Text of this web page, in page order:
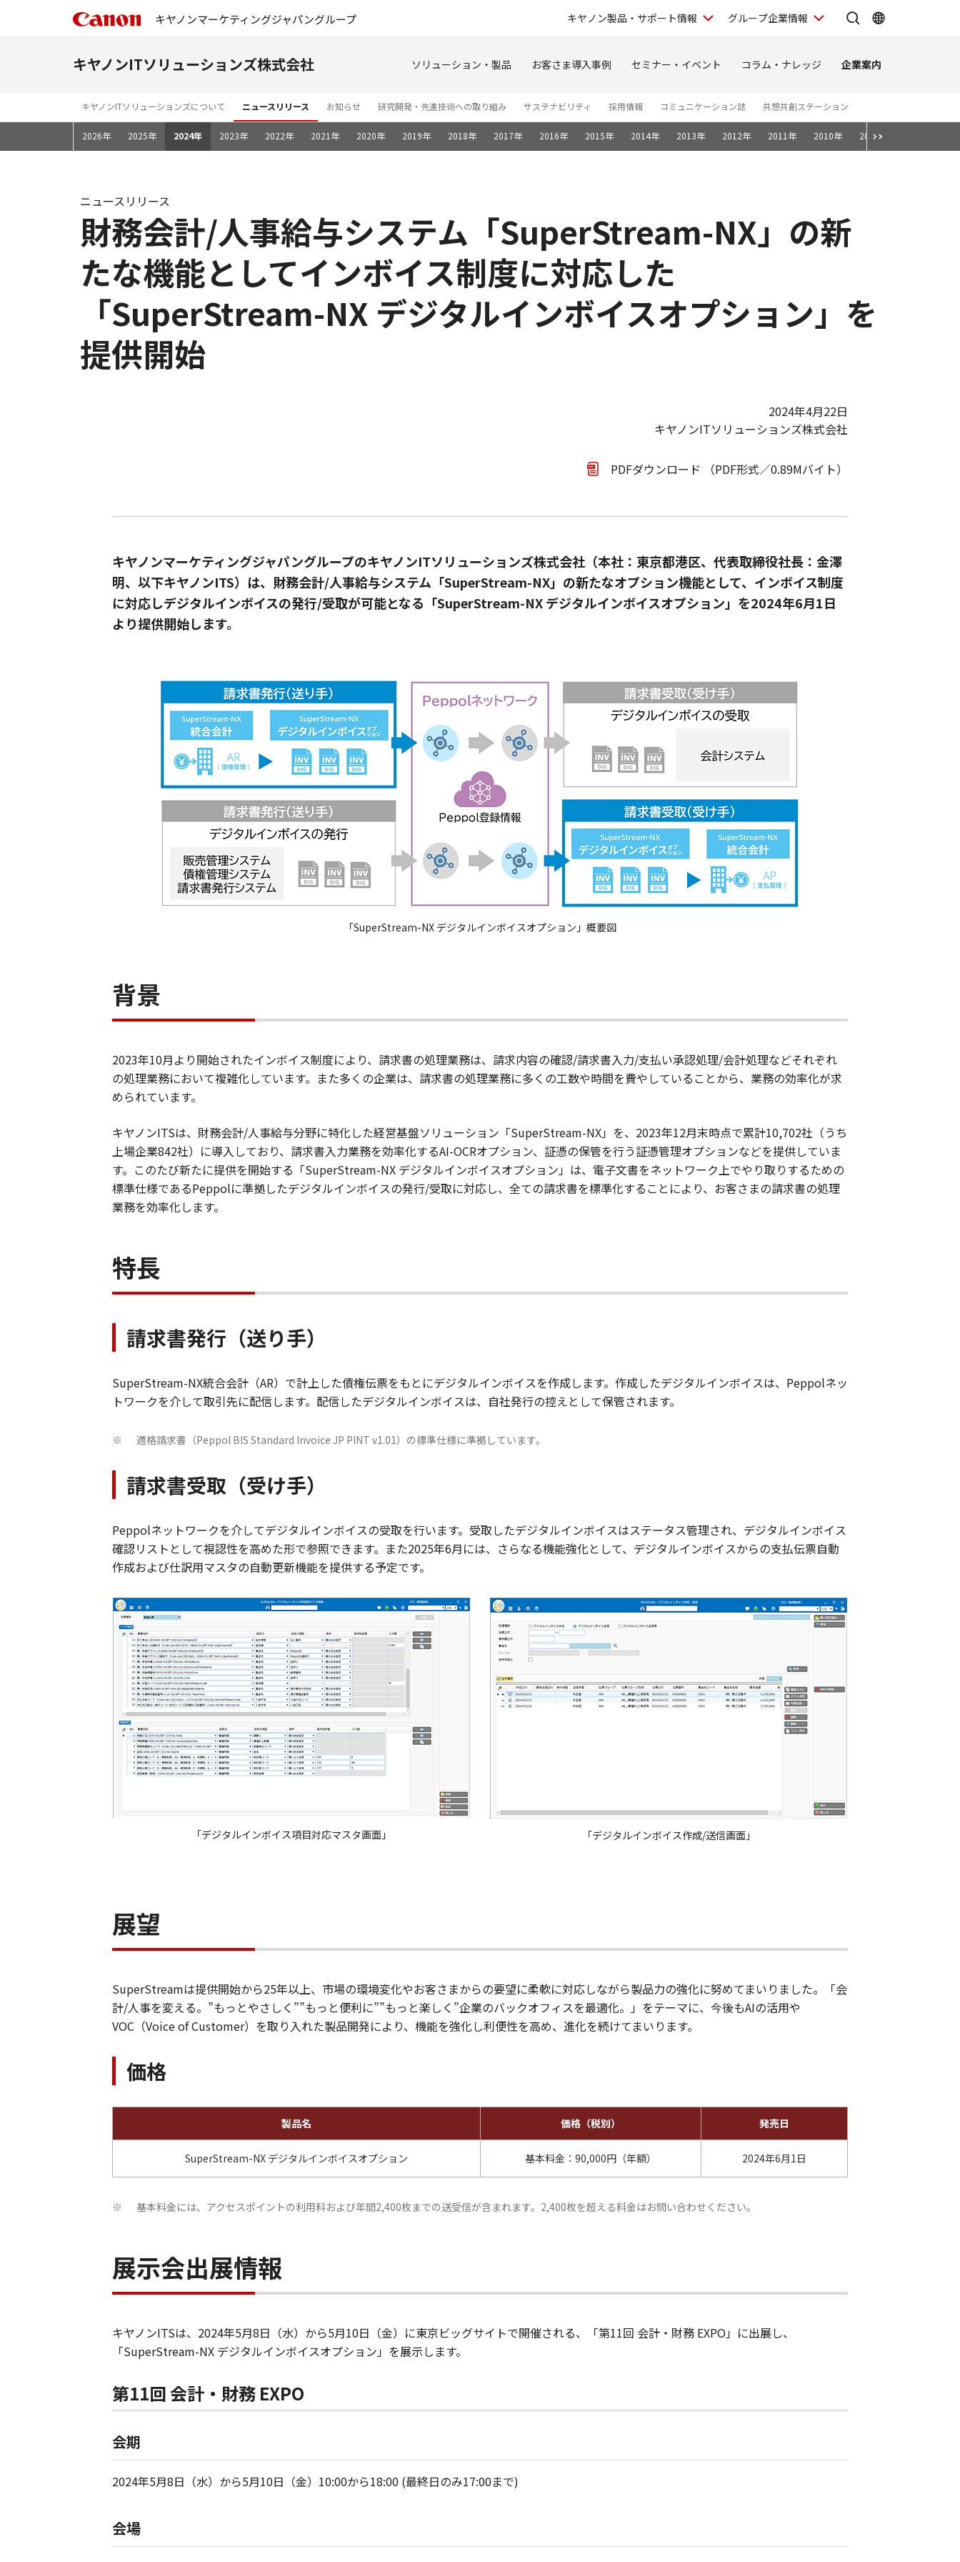
キヤノンマーケティングジャパングループ キヤノン製品・サポート情報 グループ企業情報
キヤノンITソリューションズ株式会社 ソリューション・製品 お客さま導入事例 セミナー・イベント コラム・ナレッジ 企業案内
キヤノンITソリューションズについて ニュースリリース お知らせ 研究開発・先進技術への取り組み サステナビリティ 採用情報 コミュニケーション誌 共想共創ステーション
2026年 2025年 2024年 2023年 2022年 2021年 2020年 2019年 2018年 2017年 2016年 2015年 2014年 2013年 2012年 2011年 2010年 2009年
財務会計/人事給与システム「SuperStream-NX」の新
たな機能としてインボイス制度に対応した
「SuperStream-NX デジタルインボイスオプション」を
提供開始
ニュースリリース
2024年4月22日
キヤノンITソリューションズ株式会社
PDFダウンロード （PDF形式／0.89Mバイト）
キヤノンマーケティングジャパングループのキヤノンITソリューションズ株式会社（本社：東京都港区、代表取締役社長：金澤
明、以下キヤノンITS）は、財務会計/人事給与システム「SuperStream-NX」の新たなオプション機能として、インボイス制度
に対応しデジタルインボイスの発行/受取が可能となる「SuperStream-NX デジタルインボイスオプション」を2024年6月1日
より提供開始します。
「SuperStream-NX デジタルインボイスオプション」概要図
背景
2023年10月より開始されたインボイス制度により、請求書の処理業務は、請求内容の確認/請求書入力/支払い承認処理/会計処理などそれぞれ
の処理業務において複雑化しています。また多くの企業は、請求書の処理業務に多くの工数や時間を費やしていることから、業務の効率化が求
められています。
キヤノンITSは、財務会計/人事給与分野に特化した経営基盤ソリューション「SuperStream-NX」を、2023年12月末時点で累計10,702社（うち
上場企業842社）に導入しており、請求書入力業務を効率化するAI-OCRオプション、証憑の保管を行う証憑管理オプションなどを提供していま
す。このたび新たに提供を開始する「SuperStream-NX デジタルインボイスオプション」は、電子文書をネットワーク上でやり取りするための
標準仕様であるPeppolに準拠したデジタルインボイスの発行/受取に対応し、全ての請求書を標準化することにより、お客さまの請求書の処理
業務を効率化します。
特長
請求書発行（送り手）
SuperStream-NX統合会計（AR）で計上した債権伝票をもとにデジタルインボイスを作成します。作成したデジタルインボイスは、Peppolネッ
トワークを介して取引先に配信します。配信したデジタルインボイスは、自社発行の控えとして保管されます。
※ 適格請求書（Peppol BIS Standard Invoice JP PINT v1.01）の標準仕様に準拠しています。
請求書受取（受け手）
Peppolネットワークを介してデジタルインボイスの受取を行います。受取したデジタルインボイスはステータス管理され、デジタルインボイス
確認リストとして視認性を高めた形で参照できます。また2025年6月には、さらなる機能強化として、デジタルインボイスからの支払伝票自動
作成および仕訳用マスタの自動更新機能を提供する予定です。
「デジタルインボイス項目対応マスタ画面」 「デジタルインボイス作成/送信画面」
展望
SuperStreamは提供開始から25年以上、市場の環境変化やお客さまからの要望に柔軟に対応しながら製品力の強化に努めてまいりました。「会
計/人事を変える。”もっとやさしく””もっと便利に””もっと楽しく”企業のバックオフィスを最適化。」をテーマに、今後もAIの活用や
VOC（Voice of Customer）を取り入れた製品開発により、機能を強化し利便性を高め、進化を続けてまいります。
価格
製品名 価格（税別） 発売日
SuperStream-NX デジタルインボイスオプション 基本料金：90,000円（年額） 2024年6月1日
※ 基本料金には、アクセスポイントの利用料および年間2,400枚までの送受信が含まれます。2,400枚を超える料金はお問い合わせください。
展示会出展情報
キヤノンITSは、2024年5月8日（水）から5月10日（金）に東京ビッグサイトで開催される、「第11回 会計・財務 EXPO」に出展し、
「SuperStream-NX デジタルインボイスオプション」を展示します。
第11回 会計・財務 EXPO
会期
2024年5月8日（水）から5月10日（金）10:00から18:00 (最終日のみ17:00まで)
会場